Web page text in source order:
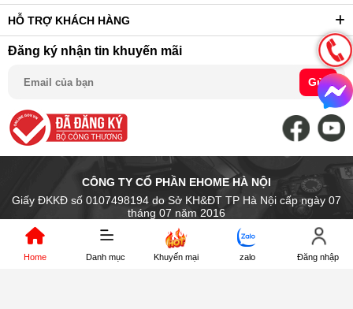
HỖ TRỢ KHÁCH HÀNG
Đăng ký nhận tin khuyến mãi
Gửi
CÔNG TY CỔ PHẦN EHOME HÀ NỘI
Giấy ĐKKĐ số 0107498194 do Sở KH&ĐT TP Hà Nội cấp ngày 07
tháng 07 năm 2016
Trụ sở chính: Số 14 Ngõ Chợ Khâm Thiên, P. Văn Miếu Quốc Tử Giám
- Tp. Hà Nội, Việt Nam
Địa điểm kinh doanh: 89 Trần Nhân Tông, P.Hai Bà Trưng, Hà Nội
Home Danh mục Khuyến mại zalo Đăng nhập